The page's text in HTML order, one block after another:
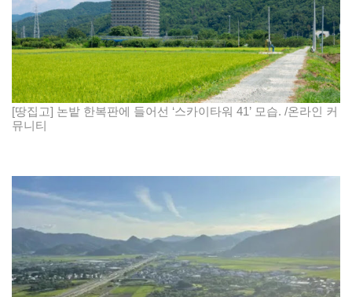
[땅집고] 논밭 한복판에 들어선 ‘스카이타워 41’ 모습. /온라인 커
뮤니티